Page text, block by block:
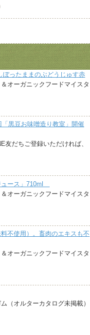
ったままのぶどうじゅす赤
オーガニックフードマイスタ
黒豆お味噌造り教室」開催
友だちご登録いただければ、
ュース」710ml
オーガニックフードマイスタ
不使用）。畜肉のエキスも不
オーガニックフードマイスタ
（オルターカタログ未掲載）